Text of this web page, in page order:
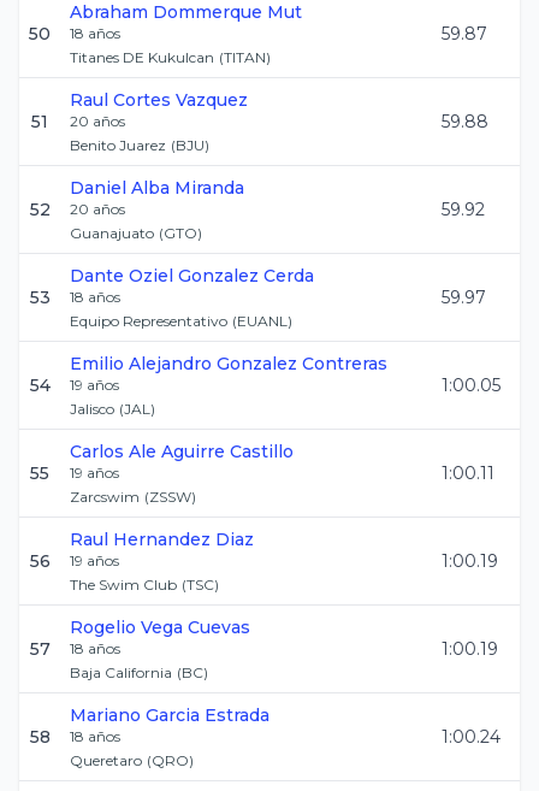
50
Abraham Dommerque Mut
18 años
Titanes DE Kukulcan (TITAN)
59.87
51
Raul Cortes Vazquez
20 años
Benito Juarez (BJU)
59.88
52
Daniel Alba Miranda
20 años
Guanajuato (GTO)
59.92
53
Dante Oziel Gonzalez Cerda
18 años
Equipo Representativo (EUANL)
59.97
54
Emilio Alejandro Gonzalez Contreras
19 años
Jalisco (JAL)
1:00.05
55
Carlos Ale Aguirre Castillo
19 años
Zarcswim (ZSSW)
1:00.11
56
Raul Hernandez Diaz
19 años
The Swim Club (TSC)
1:00.19
57
Rogelio Vega Cuevas
18 años
Baja California (BC)
1:00.19
58
Mariano Garcia Estrada
18 años
Queretaro (QRO)
1:00.24